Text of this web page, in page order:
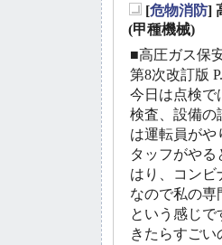
[危物消防]
(甲種機械)
■高圧ガス保
第8次改訂版
今日は点検で
検査、設備の
は運転員がや
タッフがや
はり、コンビ
なので私の専
という感じ
きたらすごい